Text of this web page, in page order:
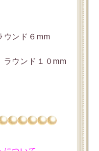
ンド６mm
ウンド１０mm